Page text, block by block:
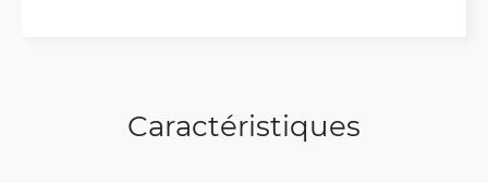
Caractéristiques